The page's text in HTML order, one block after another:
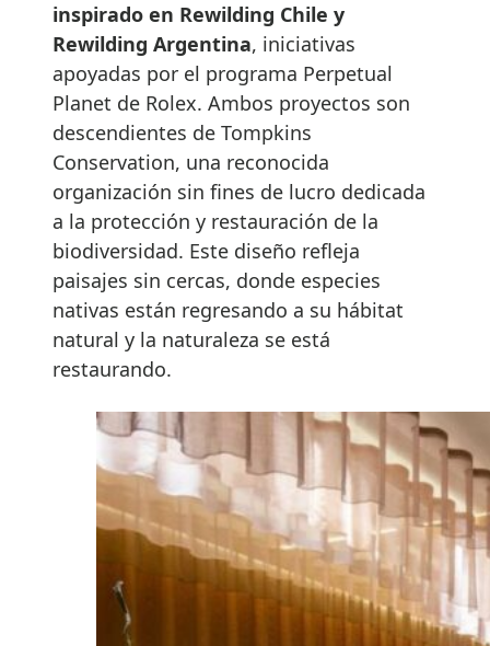
inspirado en Rewilding Chile y
Rewilding Argentina, iniciativas
apoyadas por el programa Perpetual
Planet de Rolex. Ambos proyectos son
descendientes de Tompkins
Conservation, una reconocida
organización sin fines de lucro dedicada
a la protección y restauración de la
biodiversidad. Este diseño refleja
paisajes sin cercas, donde especies
nativas están regresando a su hábitat
natural y la naturaleza se está
restaurando.